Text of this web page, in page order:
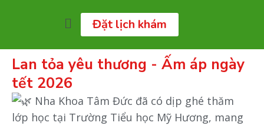
Đặt lịch khám
Lan tỏa yêu thương - Ấm áp ngày
tết 2026
Nha Khoa Tâm Đức đã có dịp ghé thăm
lớp học tại Trường Tiểu học Mỹ Hương, mang